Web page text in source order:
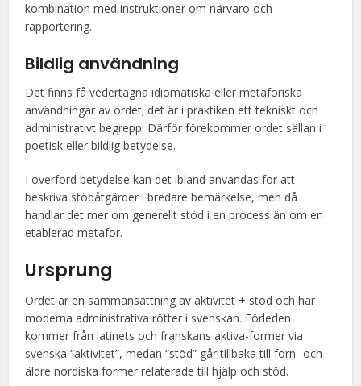
kombination med instruktioner om närvaro och
rapportering.
Bildlig användning
Det finns få vedertagna idiomatiska eller metaforiska
användningar av ordet; det är i praktiken ett tekniskt och
administrativt begrepp. Därför förekommer ordet sällan i
poetisk eller bildlig betydelse.
I överförd betydelse kan det ibland användas för att
beskriva stödåtgärder i bredare bemärkelse, men då
handlar det mer om generellt stöd i en process än om en
etablerad metafor.
Ursprung
Ordet är en sammansättning av aktivitet + stöd och har
moderna administrativa rötter i svenskan. Förleden
kommer från latinets och franskans aktiva-former via
svenska “aktivitet”, medan “stöd” går tillbaka till forn- och
äldre nordiska former relaterade till hjälp och stöd.